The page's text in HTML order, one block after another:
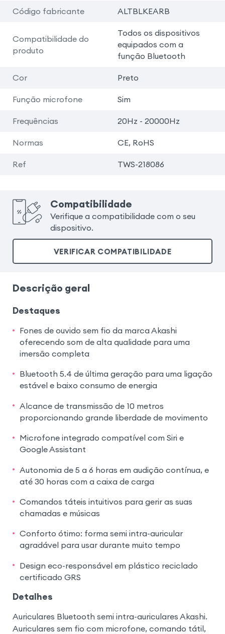
Código fabricante ALTBLKEARB
Compatibilidade do
produto
Todos os dispositivos
equipados com a
função Bluetooth
Cor Preto
Função microfone Sim
Frequências 20Hz - 20000Hz
Normas CE, RoHS
Ref TWS-218086
Compatibilidade
Verifique a compatibilidade com o seu
dispositivo.
VERIFICAR COMPATIBILIDADE
Descrição geral
Destaques
Fones de ouvido sem fio da marca Akashi
oferecendo som de alta qualidade para uma
imersão completa
Bluetooth 5.4 de última geração para uma ligação
estável e baixo consumo de energia
Alcance de transmissão de 10 metros
proporcionando grande liberdade de movimento
Microfone integrado compatível com Siri e
Google Assistant
Autonomia de 5 a 6 horas em audição contínua, e
até 30 horas com a caixa de carga
Comandos táteis intuitivos para gerir as suas
chamadas e músicas
Conforto ótimo: forma semi intra-auricular
agradável para usar durante muito tempo
Design eco-responsável em plástico reciclado
certificado GRS
Detalhes
Auriculares Bluetooth semi intra-auriculares Akashi.
Auriculares sem fio com microfone, comando tátil,